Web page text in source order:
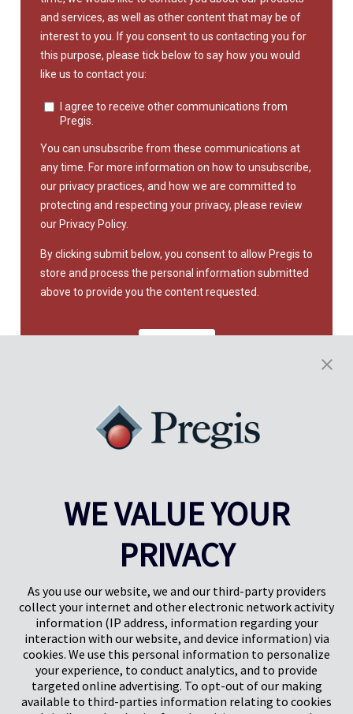
Hertfordshire, Verenigd Koninkrijk
SG1 2DG
Pregis IQ-center
Park Forum 1053
Nederland
Pregis GmbH
Rheinpromenade 13
40789 Monheim am Rhein
Deutschland
WE VALUE YOUR
PRIVACY
As you use our website, we and our third-party providers
collect your internet and other electronic network activity
information (IP address, information regarding your
interaction with our website, and device information) via
cookies. We use this personal information to personalize
your experience, to conduct analytics, and to provide
targeted online advertising. To opt-out of our making
available to third-parties information relating to cookies